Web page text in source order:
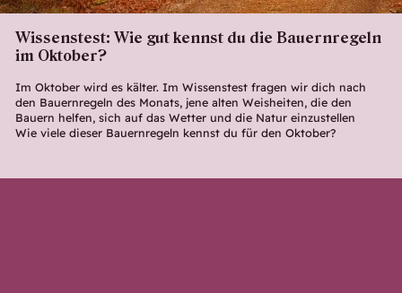
Wissenstest: Wie gut kennst du die Bauernregeln
im Oktober?
Im Oktober wird es kälter. Im Wissenstest fragen wir dich nach
den Bauernregeln des Monats, jene alten Weisheiten, die den
Bauern helfen, sich auf das Wetter und die Natur einzustellen
Wie viele dieser Bauernregeln kennst du für den Oktober?